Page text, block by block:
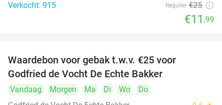
Verkocht: 915 Regulier €25
€11 ,99
Waardebon voor gebak t.w.v. €25 voor
Godfried de Vocht De Echte Bakker
Vandaag Morgen Ma Di Wo
Do